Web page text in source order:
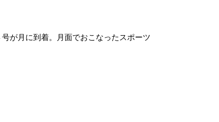
が月に到着。月面でおこなったスポーツ